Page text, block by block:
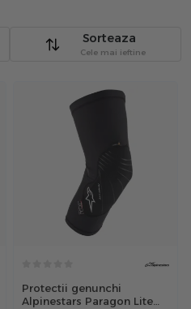
Sorteaza
Cele mai ieftine
Protectii genunchi
Alpinestars Paragon Lite